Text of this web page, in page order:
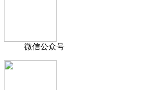
微信公众号